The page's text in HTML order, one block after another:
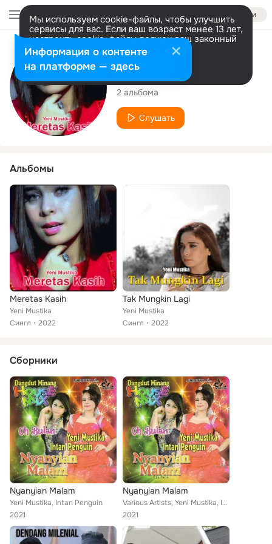
Войти
Мы используем cookie-файлы, чтобы улучшить
сервисы для вас. Если ваш возраст менее 13 лет,
настроить cookie-файлы должен ваш законный
представитель. Больше информации
Разрешить все Настроить
Исполнитель
Yeni Mustika
2 альбома
Слушать
Альбомы
Meretas Kasih
Yeni Mustika
Сингл
2022
Tak Mungkin Lagi
Yeni Mustika
Сингл
2022
Сборники
Nyanyian Malam
Yeni Mustika, Intan Penguin
2021
Nyanyian Malam
Various Artists, Yeni Mustika, Intan Penguin
2021
Информация о контенте
на платформе — здесь